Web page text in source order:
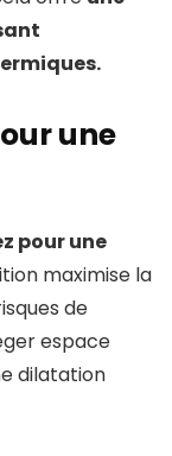
une
pour une
maximise la
de
espace
dilatation